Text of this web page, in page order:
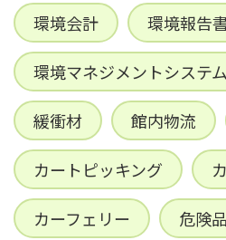
環境会計 環境報告
環境マネジメントシステム
緩衝材 館内物流
カートピッキング
カーフェリー 危険